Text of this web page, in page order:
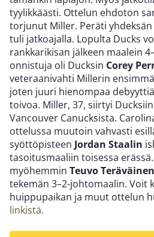
tyylikkäästi. Ottelun ehdoton
torjunut Miller. Peräti
tuli jatkoajalla. Lopulta Ducks
rankkarikisan jälkeen maalein
onnistuja oli Ducksin Corey
veteraanivahti Millerin
joten juuri hienompaa
toivoa. Miller, 37, siirtyi
Vancouver Canucksista.
ottelussa muutoin vahvasti
syöttöpisteen Jordan Staalin
tasoitusmaaliin toisessa
myöhemmin Teuvo Teräväinen
tekemän 3–2-johtomaalin. Voit
huippupaikan ja muut ottelun
linkistä.